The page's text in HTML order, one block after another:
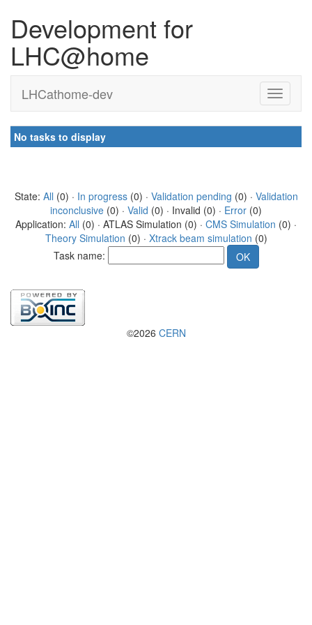
Development for
LHC@home
LHCathome-dev
No tasks to display
State: All (0) · In progress(0) · Validation pending (0) · Validation
inconclusive (0) · Valid (0) · Invalid (0) · Error (0)
Application: All (0) · ATLAS Simulation (0) · CMS Simulation (0) ·
Theory Simulation (0) · Xtrack beam simulation (0)
Task name:
©2026 CERN